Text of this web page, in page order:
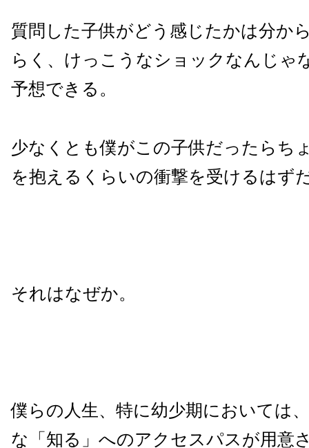
質問した子供がどう感じたかは分か
らく、けっこうなショックなんじゃ
予想できる。
少なくとも僕がこの子供だったらち
を抱えるくらいの衝撃を受けるはず
それはなぜか。
僕らの人生、特に幼少期においては
な「知る」へのアクセスパスが用意